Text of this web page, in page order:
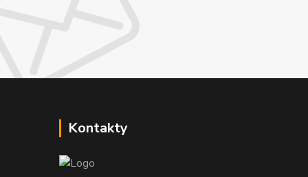
Kontakty